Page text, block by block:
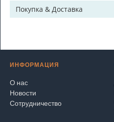
Покупка & Доставка
ИНФОРМАЦИЯ
О нас
Новости
Сотрудничество